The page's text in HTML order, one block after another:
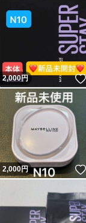
2,000円
2,000円